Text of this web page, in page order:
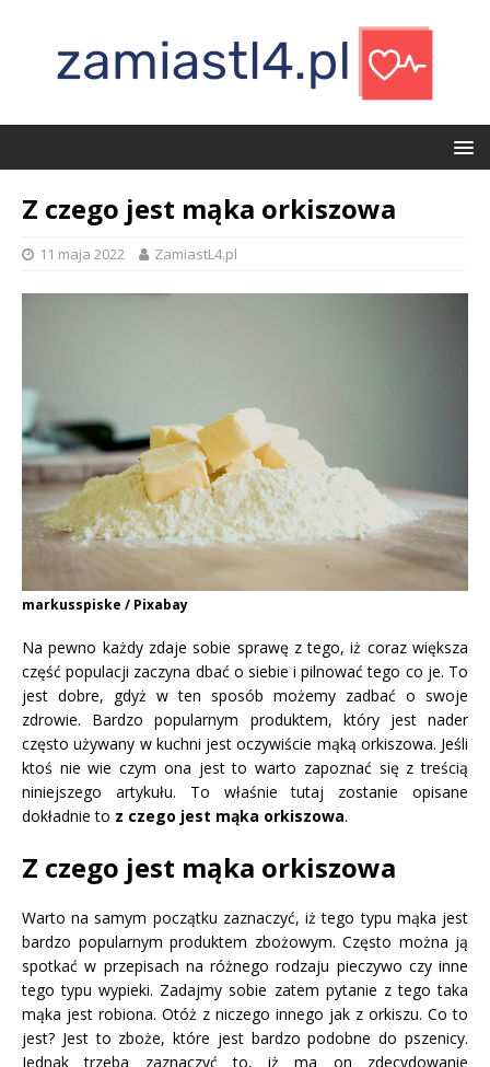
Z czego jest mąka orkiszowa
11 maja 2022 ZamiastL4.pl
markusspiske / Pixabay
Na pewno każdy zdaje sobie sprawę z tego, iż coraz większa
część populacji zaczyna dbać o siebie i pilnować tego co je. To
jest dobre, gdyż w ten sposób możemy zadbać o swoje
zdrowie. Bardzo popularnym produktem, który jest nader
często używany w kuchni jest oczywiście mąką orkiszowa. Jeśli
ktoś nie wie czym ona jest to warto zapoznać się z treścią
niniejszego artykułu. To właśnie tutaj zostanie opisane
dokładnie to z czego jest mąka orkiszowa.
Z czego jest mąka orkiszowa
Warto na samym początku zaznaczyć, iż tego typu mąka jest
bardzo popularnym produktem zbożowym. Często można ją
spotkać w przepisach na różnego rodzaju pieczywo czy inne
tego typu wypieki. Zadajmy sobie zatem pytanie z tego taka
mąka jest robiona. Otóż z niczego innego jak z orkiszu. Co to
jest? Jest to zboże, które jest bardzo podobne do pszenicy.
Jednak trzeba zaznaczyć to, iż ma on zdecydowanie